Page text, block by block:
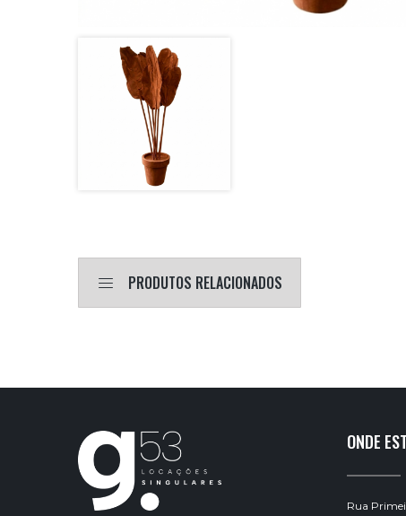
PRODUTOS RELACIONADOS
ONDE
Rua